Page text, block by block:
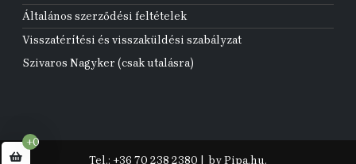
Általános szerződési feltételek
Visszatérítési és visszaküldési szabályzat
Szivaros Nagyker (csak utalásra)
Tel.: +36 70 238 2380 by Pipa.hu.
+0